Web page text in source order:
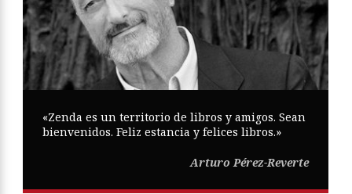
«Zenda es un territorio de libros y amigos. Sean
bienvenidos. Feliz estancia y felices libros.»
Arturo Pérez-Reverte